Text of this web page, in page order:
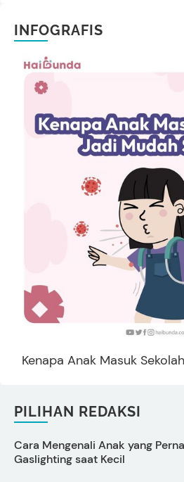
INFOGRAFIS
Kenapa Anak Masuk
PILIHAN REDAKSI
Cara Mengenali Anak yang
Gaslighting saat Kecil